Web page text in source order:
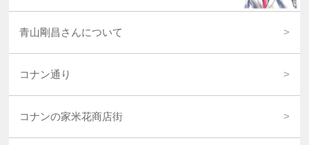
青山剛昌さんについて
コナン通り
コナンの家米花商店街